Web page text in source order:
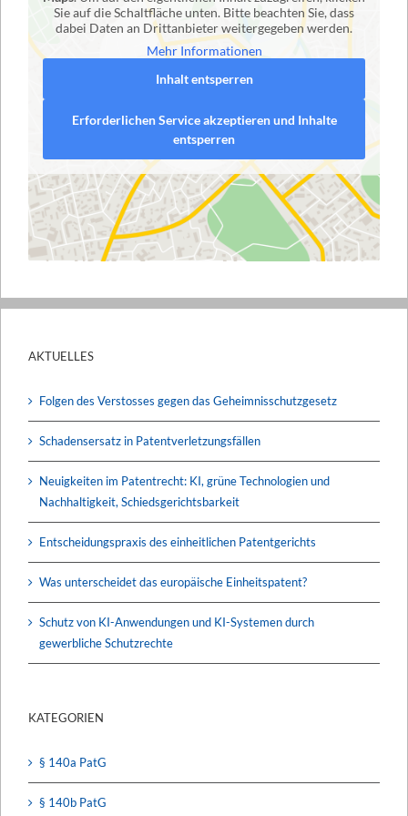
Sie auf die Schaltfläche unten. Bitte beachten Sie, dass
dabei Daten an Drittanbieter weitergegeben werden.
Mehr Informationen
Inhalt entsperren
Erforderlichen Service akzeptieren und Inhalte
entsperren
AKTUELLES
Folgen des Verstosses gegen das Geheimnisschutzgesetz
Schadensersatz in Patentverletzungsfällen
Neuigkeiten im Patentrecht: KI, grüne Technologien und
Nachhaltigkeit, Schiedsgerichtsbarkeit
Entscheidungspraxis des einheitlichen Patentgerichts
Was unterscheidet das europäische Einheitspatent?
Schutz von KI-Anwendungen und KI-Systemen durch
gewerbliche Schutzrechte
KATEGORIEN
§ 140a PatG
§ 140b PatG